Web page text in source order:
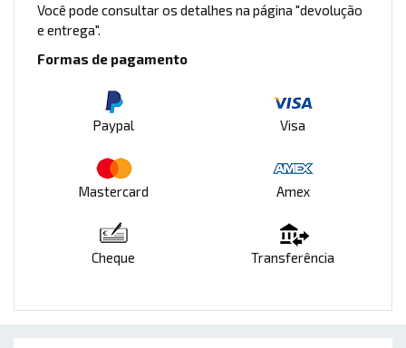
Você pode consultar os detalhes na página "devolução
e entrega".
Formas de pagamento
Paypal Visa
Mastercard Amex
Cheque Transferência